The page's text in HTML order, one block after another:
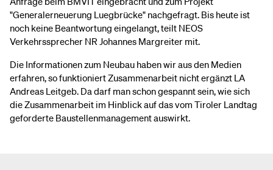
"Generalerneuerung Luegbrücke" nachgefragt. Bis heute ist
noch keine Beantwortung eingelangt, teilt NEOS
Verkehrssprecher NR Johannes Margreiter mit.
Die Informationen zum Neubau haben wir aus den Medien
erfahren, so funktioniert Zusammenarbeit nicht ergänzt LA
Andreas Leitgeb. Da darf man schon gespannt sein, wie sich
die Zusammenarbeit im Hinblick auf das vom Tiroler Landtag
geforderte Baustellenmanagement auswirkt.